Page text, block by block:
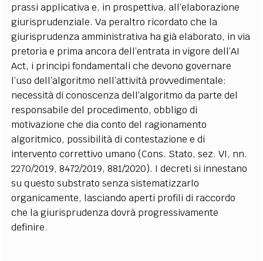
prassi applicativa e, in prospettiva, all’elaborazione
giurisprudenziale. Va peraltro ricordato che la
giurisprudenza amministrativa ha già elaborato, in via
pretoria e prima ancora dell’entrata in vigore dell’AI
Act, i principi fondamentali che devono governare
l’uso dell’algoritmo nell’attività provvedimentale:
necessità di conoscenza dell’algoritmo da parte del
responsabile del procedimento, obbligo di
motivazione che dia conto del ragionamento
algoritmico, possibilità di contestazione e di
intervento correttivo umano (Cons. Stato, sez. VI, nn.
2270/2019, 8472/2019, 881/2020). I decreti si innestano
su questo substrato senza sistematizzarlo
organicamente, lasciando aperti profili di raccordo
che la giurisprudenza dovrà progressivamente
definire.